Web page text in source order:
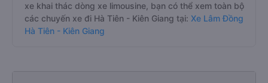
xe khai thác dòng xe limousine, bạn có thể xem toàn bộ
các chuyến xe đi Hà Tiên - Kiên Giang tại: Xe Lâm Đồng
Hà Tiên - Kiên Giang